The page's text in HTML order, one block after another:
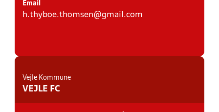
Email
h.thyboe.thomsen@gmail.com
Vejle Kommune
VEJLE FC